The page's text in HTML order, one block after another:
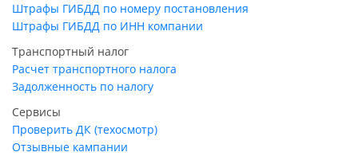
Штрафы ГИБДД по номеру постановления
Штрафы ГИБДД по ИНН компании
Транспортный налог
Расчет транспортного налога
Задолженность по налогу
Сервисы
Проверить ДК (техосмотр)
Отзывные кампании